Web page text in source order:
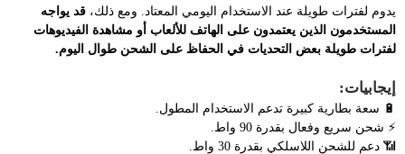
يدوم لفترات طويلة عند الاستخدام اليومي المعتاد. ومع ذلك، قد يواجه
المستخدمون الذين يعتمدون على الهاتف للألعاب أو مشاهدة الفيديوهات
لفترات طويلة بعض التحديات في الحفاظ على الشحن طوال اليوم.
إيجابيات:
🔋 سعة بطارية كبيرة تدعم الاستخدام المطول.
⚡ شحن سريع وفعال بقدرة 90 واط.
📶 دعم للشحن اللاسلكي بقدرة 30 واط.